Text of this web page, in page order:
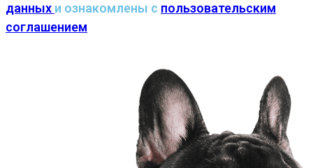
данных и ознакомлены с пользовательским
соглашением